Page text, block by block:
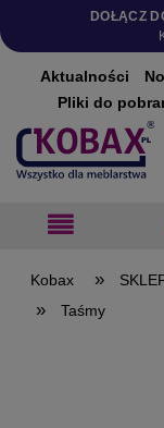
DOŁĄCZ
Aktualności
Pliki do
»
» Taśmy